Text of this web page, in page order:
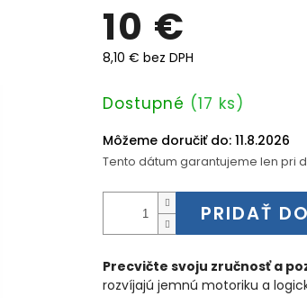
10 €
8,10 € bez DPH
Jednotková
Dostupné (17 ks)
Môžeme doručiť do: 11.8.2026
Tento dátum garantujeme len pri
PRIDAŤ
Precvičte svoju zručnosť a
rozvíjajú jemnú motoriku a